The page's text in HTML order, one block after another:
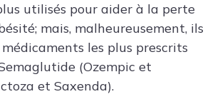
utilisés pour aider à la perte
mais, malheureusement, ils
les plus prescrits
(Ozempic et
et Saxenda).